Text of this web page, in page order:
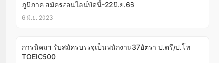
ภูมิภาค สมัครออนไลน์บัดนี้-22มิ.ย.66
6 มิ.ย. 2023
การนิคมฯ รับสมัครบรรจุเป็นพนักงาน37อัตรา ป.ตรี/ป.โท
TOEIC500